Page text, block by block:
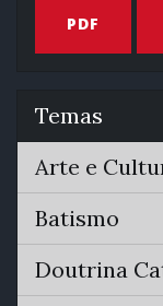
PDF
Temas
Arte e
Batismo
Doutrina